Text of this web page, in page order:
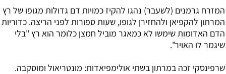
המזרח גרמנים (לשעבר) נהגו להקיז כמויות דם גדולות מגופו של רץ
המרתון להקפיאן ולהחזירן לגופו, שעות ספורות לפני הריצה. כדוריות
הדם האדומות שימשו לא כמאגר מוביל חמצן כלומר הוא רץ "בלי
שיגמר לו האויר".
שרפינסקי זכה במרתון בשתי אולימפיאדות: מונטריאול ומוסקבה.